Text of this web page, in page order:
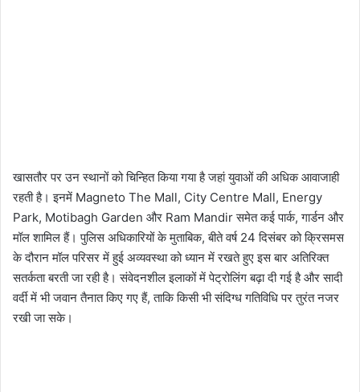
खासतौर पर उन स्थानों को चिन्हित किया गया है जहां युवाओं की अधिक आवाजाही
रहती है। इनमें Magneto The Mall, City Centre Mall, Energy
Park, Motibagh Garden और Ram Mandir समेत कई पार्क, गार्डन और
मॉल शामिल हैं। पुलिस अधिकारियों के मुताबिक, बीते वर्ष 24 दिसंबर को क्रिसमस
के दौरान मॉल परिसर में हुई अव्यवस्था को ध्यान में रखते हुए इस बार अतिरिक्त
सतर्कता बरती जा रही है। संवेदनशील इलाकों में पेट्रोलिंग बढ़ा दी गई है और सादी
वर्दी में भी जवान तैनात किए गए हैं, ताकि किसी भी संदिग्ध गतिविधि पर तुरंत नजर
रखी जा सके।